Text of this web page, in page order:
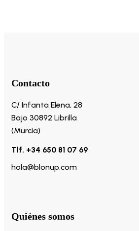
Contacto
C/ Infanta Elena, 28
Bajo 30892 Librilla
(Murcia)
Tlf. +34 650 81 07 69
hola@blonup.com
Quiénes somos